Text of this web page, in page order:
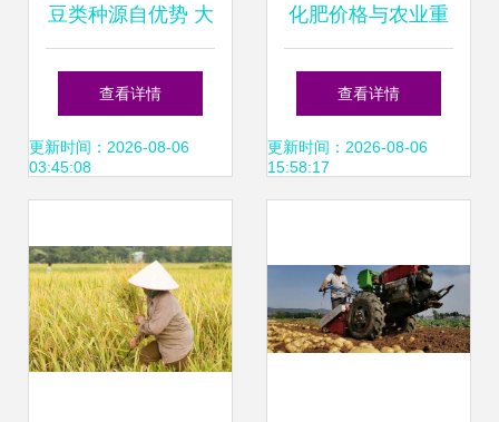
豆类种源自优势 大
丰宝青育丰年
查看详情
更新时间：2026-08-06
03:45:08
化肥价格与农业重
要性 现代粮食生产
的命脉
查看详情
更新时间：2026-08-06
15:58:17